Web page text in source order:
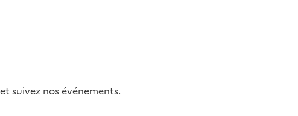
suivez nos événements.